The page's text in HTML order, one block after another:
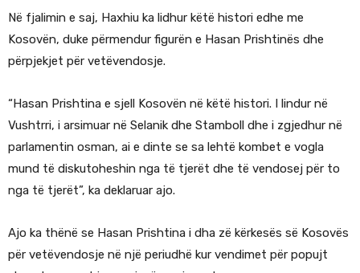
Në fjalimin e saj, Haxhiu ka lidhur këtë histori edhe me
Kosovën, duke përmendur figurën e Hasan Prishtinës dhe
përpjekjet për vetëvendosje.
“Hasan Prishtina e sjell Kosovën në këtë histori. I lindur në
Vushtrri, i arsimuar në Selanik dhe Stamboll dhe i zgjedhur në
parlamentin osman, ai e dinte se sa lehtë kombet e vogla
mund të diskutoheshin nga të tjerët dhe të vendosej për to
nga të tjerët”, ka deklaruar ajo.
Ajo ka thënë se Hasan Prishtina i dha zë kërkesës së Kosovës
për vetëvendosje në një periudhë kur vendimet për popujt